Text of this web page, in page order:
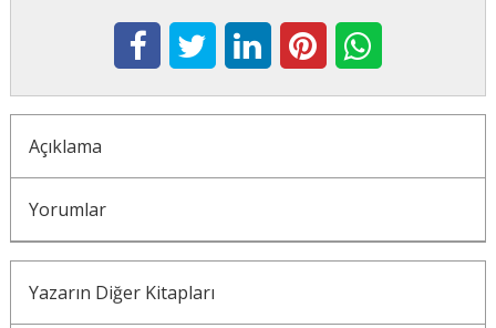
Açıklama
Yorumlar
Yazarın Diğer Kitapları